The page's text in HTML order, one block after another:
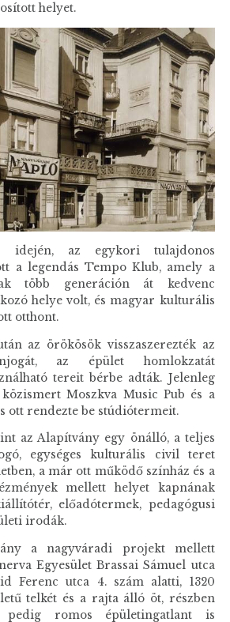
helyet.
idején, az egykori tulajdonos
a legendás Tempo Klub, amely a
több generáción át kedvenc
helye volt, és magyar kulturális
otthont.
az örökösök visszaszerezték az
az épület homlokzatát
tereit bérbe adták. Jelenleg
Moszkva Music Pub és a
ott rendezte be stúdiótermeit.
az Alapítvány egy önálló, a teljes
egységes kulturális civil teret
a már ott működő színház és a
mellett helyet kapnának
előadótermek, pedagógusi
irodák.
a nagyváradi projekt mellett
Egyesület Brassai Sámuel utca
Ferenc utca 4. szám alatti, 1320
telkét és a rajta álló öt, részben
pedig romos épületingatlant is